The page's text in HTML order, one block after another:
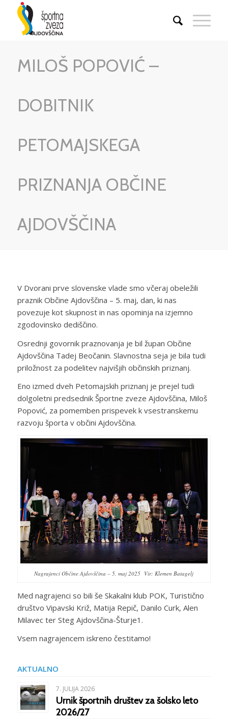
MILOŠ POPOVIĆ –
DOBITNIK
PETOMAJSKEGA
PRIZNANJA OBČINE
AJDOVŠČINA
V Dvorani prve slovenske vlade smo včeraj obeležili
praznik Občine Ajdovščina – 5. maj, dan, ki nas
povezuje kot skupnost in nas opominja na izjemno
zgodovinsko dediščino.
Osrednji govornik praznovanja je bil župan Občine
Ajdovščina Tadej Beočanin. Slavnostna seja je bila tudi
priložnost za podelitev najvišjih občinskih priznanj.
Eno izmed dveh Petomajskih priznanj je prejel tudi
dolgoletni predsednik Športne zveze Ajdovščina, Miloš
Popović, za pomemben prispevek k vsestranskemu
razvoju športa v občini Ajdovščina.
Nagrajenci Občine Ajdovščina – 5. maj 2025 Vir: Klemen Batagelj
Med nagrajenci so bili še Skakalni klub POK, Turistično
društvo Vipavski Križ, Matija Repič, Danilo Curk, Alen
Milavec ter Steg Ajdovščina-Šturje1.
Vsem nagrajencem iskreno čestitamo!
AKTUALNO
7. JULIJA 2026
Urnik športnih društev za šolsko leto
2026/27